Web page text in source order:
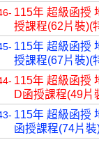
115年 超級函授
授課程(62片裝)(
115年 超級函授
授課程(67片裝)(
115年 超級函授
D函授課程(49片
115年 超級函授
函授課程(74片